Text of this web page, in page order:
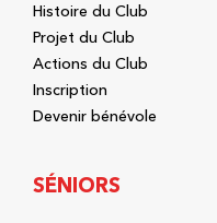
Histoire du Club
Projet du Club
Actions du Club
Inscription
Devenir bénévole
SÉNIORS